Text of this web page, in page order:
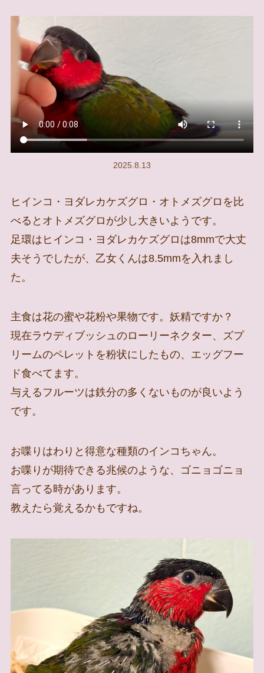
2025.8.13
ヒインコ・ヨダレカケズグロ・オトメズグロを比
べるとオトメズグロが少し大きいようです。
足環はヒインコ・ヨダレカケズグロは8mmで大丈
夫そうでしたが、乙女くんは8.5mmを入れまし
た。
主食は花の蜜や花粉や果物です。妖精ですか？
現在ラウディブッシュのローリーネクター、ズプ
リームのペレットを粉状にしたもの、エッグフー
ド食べてます。
与えるフルーツは鉄分の多くないものが良いよう
です。
お喋りはわりと得意な種類のインコちゃん。
お喋りが期待できる兆候のような、ゴニョゴニョ
言ってる時があります。
教えたら覚えるかもですね。